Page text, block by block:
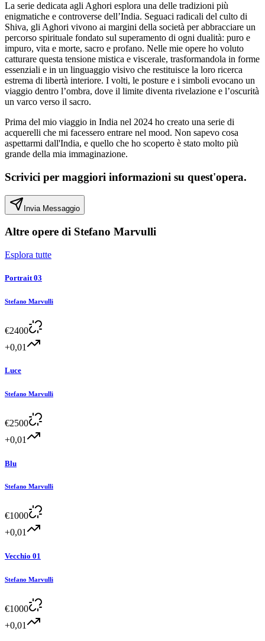
La serie dedicata agli Aghori esplora una delle tradizioni più
enigmatiche e controverse dell’India. Seguaci radicali del culto di
Shiva, gli Aghori vivono ai margini della società per abbracciare un
percorso spirituale fondato sul superamento di ogni dualità: puro e
impuro, vita e morte, sacro e profano. Nelle mie opere ho voluto
catturare questa tensione mistica e viscerale, trasformandola in forme
essenziali e in un linguaggio visivo che restituisce la loro ricerca
estrema di libertà interiore. I volti, le posture e i simboli evocano un
viaggio dentro l’ombra, dove il limite diventa rivelazione e l’oscurità
un varco verso il sacro.
Prima del mio viaggio in India nel 2024 ho creato una serie di
acquerelli che mi facessero entrare nel mood. Non sapevo cosa
aspettarmi dall'India, e quello che ho scoperto è stato molto più
grande della mia immaginazione.
Scrivici per maggiori informazioni su quest'opera.
Invia Messaggio
Altre opere di Stefano Marvulli
Esplora tutte
Portrait 03
Stefano Marvulli
€2400
+0,01
Luce
Stefano Marvulli
€2500
+0,01
Blu
Stefano Marvulli
€1000
+0,01
Vecchio 01
Stefano Marvulli
€1000
+0,01